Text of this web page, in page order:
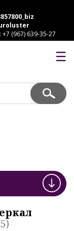
(967) 639-35-27
☰